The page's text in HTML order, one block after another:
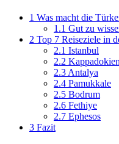
1 Was macht die
1.1 Gut zu
2 Top 7 Reiseziele in
2.1 Istanbul
2.2 Kappadokien
2.3 Antalya
2.4 Pamukkale
2.5 Bodrum
2.6 Fethiye
2.7 Ephesos
3 Fazit